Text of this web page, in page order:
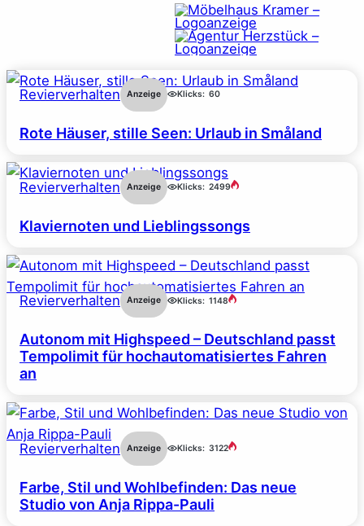
Revierverhalten Anzeige Klicks: 60
Rote Häuser, stille Seen: Urlaub in Småland
Revierverhalten Anzeige Klicks: 2499
Klaviernoten und Lieblingssongs
Revierverhalten Anzeige Klicks: 1148
Autonom mit Highspeed – Deutschland passt
Tempolimit für hochautomatisiertes Fahren
an
Revierverhalten Anzeige Klicks: 3122
Farbe, Stil und Wohlbefinden: Das neue
Studio von Anja Rippa-Pauli